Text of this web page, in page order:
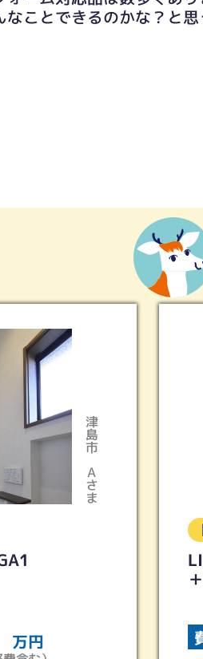
なことできるのかな？と
アメージュ便器リトイレ
約 19